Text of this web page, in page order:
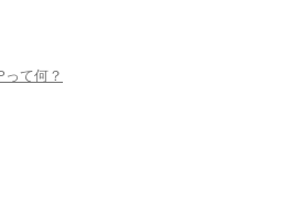
て何？